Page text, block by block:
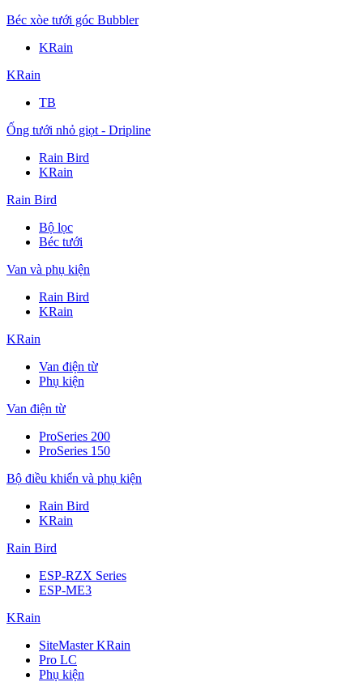
Béc xòe tưới góc Bubbler
KRain
KRain
TB
Ống tưới nhỏ giọt - Dripline
Rain Bird
KRain
Rain Bird
Bộ lọc
Béc tưới
Van và phụ kiện
Rain Bird
KRain
KRain
Van điện từ
Phụ kiện
Van điện từ
ProSeries 200
ProSeries 150
Bộ điều khiển và phụ kiện
Rain Bird
KRain
Rain Bird
ESP-RZX Series
ESP-ME3
KRain
SiteMaster KRain
Pro LC
Phụ kiện